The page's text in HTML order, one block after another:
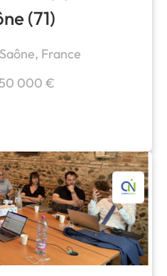
(71)
France
000 €